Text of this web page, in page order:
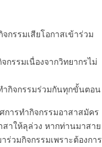
กรรมเสียโอกาสเข้าร่วม
กรรมเนื่องจากวิทยากรไม่
ำกิจกรรมร่วมกันทุกขั้นตอน
การทำกิจกรรมอาสาสมัคร
าให้ลุล่วง หากท่านมาสาย
วมกิจกรรมเพราะต้องการ